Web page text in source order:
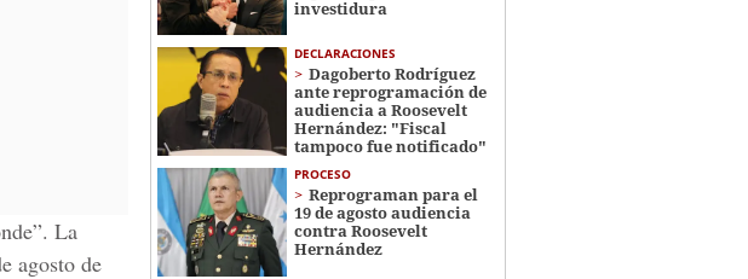
La
agosto de
investidura
DECLARACIONES
Dagoberto Rodríguez
ante reprogramación de
audiencia a Roosevelt
Hernández: "Fiscal
tampoco fue notificado"
PROCESO
Reprograman para el
19 de agosto audiencia
contra Roosevelt
Hernández